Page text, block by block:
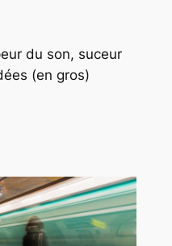
du son, suceur
(en gros)